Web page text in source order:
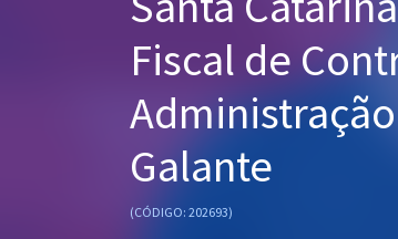
Fiscal de
Galante
(CÓDIGO: 202693)